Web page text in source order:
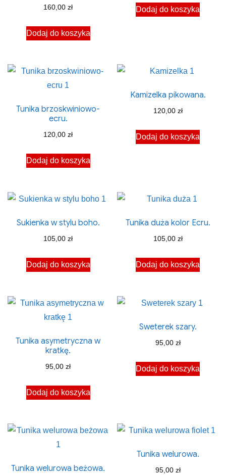
160,00zł
Dodaj do koszyka
Dodaj do koszyka
Tunika brzoskwiniowo-
ecru.
120,00zł
Dodaj do koszyka
Kamizelka pikowana.
120,00 zł
Dodaj do koszyka
Sukienka w stylu boho.
105,00zł
Dodaj do koszyka
Tunika duża kolor Ecru.
105,00 zł
Dodaj do koszyka
Tunika asymetryczna w
kratkę.
95,00zł
Dodaj do koszyka
Sweterek szary.
95,00 zł
Dodaj do koszyka
Tunika welurowa beżowa.
Tunika welurowa.
95,00 zł